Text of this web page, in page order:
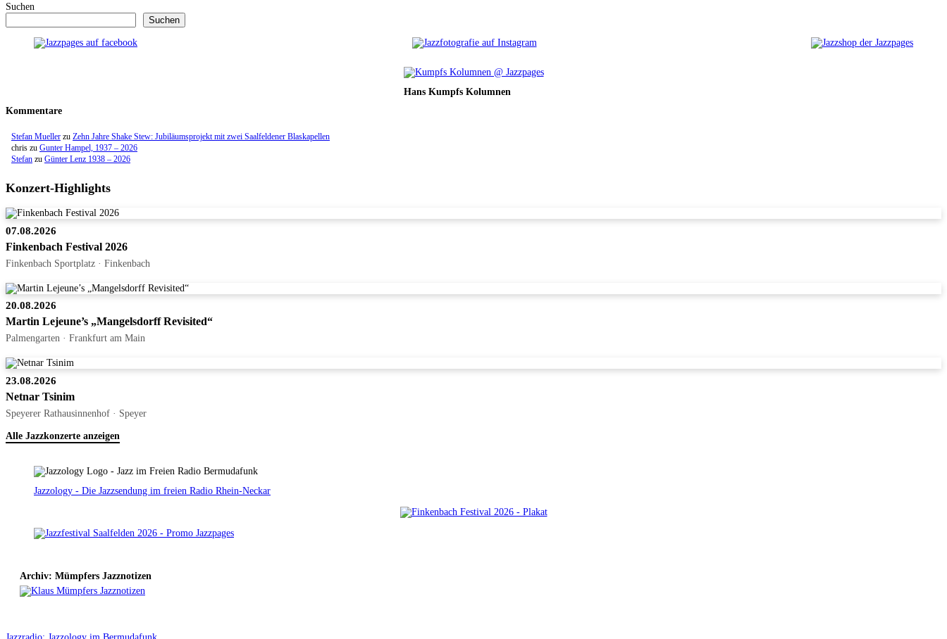
Suchen
Suchen
Hans Kumpfs Kolumnen
Kommentare
Stefan Mueller zu Zehn Jahre Shake Stew: Jubiläumsprojekt mit zwei Saalfeldener Blaskapellen
chris zu Gunter Hampel, 1937 – 2026
Stefan zu Günter Lenz 1938 – 2026
Konzert-Highlights
07.08.2026
Finkenbach Festival 2026
Finkenbach Sportplatz · Finkenbach
20.08.2026
Martin Lejeune’s „Mangelsdorff Revisited“
Palmengarten · Frankfurt am Main
23.08.2026
Netnar Tsinim
Speyerer Rathausinnenhof · Speyer
Alle Jazzkonzerte anzeigen
Jazzology - Die Jazzsendung im freien Radio Rhein-Neckar
Archiv: Mümpfers Jazznotizen